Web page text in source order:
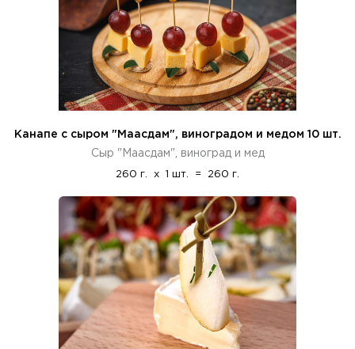
Канапе с сыром "Маасдам", виноградом и медом 10 шт.
Сыр "Маасдам", виноград и мед
260 г. x 1 шт. = 260 г.